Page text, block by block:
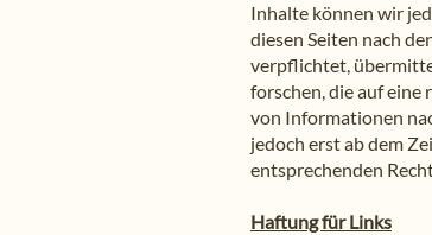
Inhalte können wir
diesen Seiten nach
verpflichtet,
forschen, die auf
von Informationen
jedoch erst ab dem
entsprechenden
Haftung für Links